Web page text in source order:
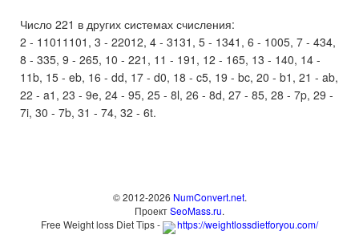
Число 221 в других системах счисления:
2 - 11011101, 3 - 22012, 4 - 3131, 5 - 1341, 6 - 1005, 7 - 434,
8 - 335, 9 - 265, 10 - 221, 11 - 191, 12 - 165, 13 - 140, 14 -
11b, 15 - eb, 16 - dd, 17 - d0, 18 - c5, 19 - bc, 20 - b1, 21 - ab,
22 - a1, 23 - 9e, 24 - 95, 25 - 8l, 26 - 8d, 27 - 85, 28 - 7p, 29 -
7i, 30 - 7b, 31 - 74, 32 - 6t.
© 2012-2026 NumConvert.net.
ПроектSeoMass.ru.
Free Weight loss Diet Tips -
https://weightlossdietforyou.com/